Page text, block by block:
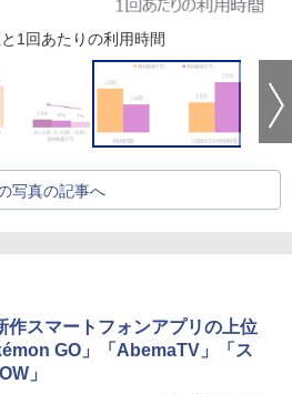
1回あたりの利用時間
写真の記事へ
作スマートフォンアプリの上位
GO」「AbemaTV」「ス
」